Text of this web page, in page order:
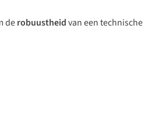
derobuustheidvan een